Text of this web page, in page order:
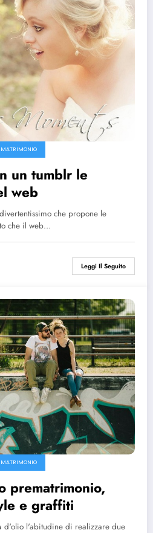
MATRIMONIO
un tumblr le
web
che propone le
che il web…
Leggi Il Seguito
MATRIMONIO
prematrimonio,
e graffiti
d'olio l'abitudine di realizzare due